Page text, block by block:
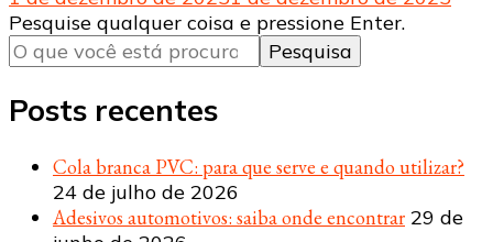
Procurando
algo?
Pesquise qualquer coisa e pressione Enter.
Posts recentes
Cola branca PVC: para que serve e quando utilizar?
24 de julho de 2026
Adesivos automotivos: saiba onde encontrar 29 de